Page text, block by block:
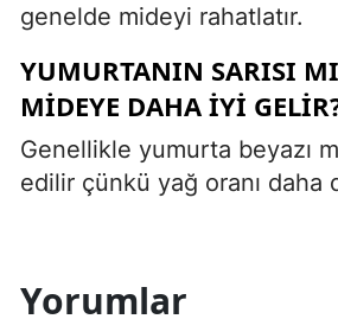
genelde mideyi rahatlatır.
YUMURTANIN SARISI
MIDEYE DAHA IYI
Genellikle yumurta beyazı
edilir çünkü yağ oranı daha
Yorumlar